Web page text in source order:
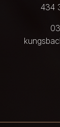
434